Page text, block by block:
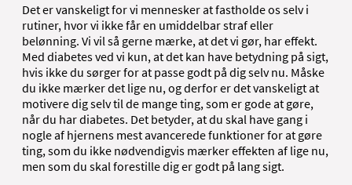
Det er vanskeligt for vi mennesker at fastholde os selv i
rutiner, hvor vi ikke får en umiddelbar straf eller
belønning. Vi vil så gerne mærke, at det vi gør, har effekt.
Med diabetes ved vi kun, at det kan have betydning på sigt,
hvis ikke du sørger for at passe godt på dig selv nu. Måske
du ikke mærker det lige nu, og derfor er det vanskeligt at
motivere dig selv til de mange ting, som er gode at gøre,
når du har diabetes. Det betyder, at du skal have gang i
nogle af hjernens mest avancerede funktioner for at gøre
ting, som du ikke nødvendigvis mærker effekten af lige nu,
men som du skal forestille dig er godt på lang sigt.